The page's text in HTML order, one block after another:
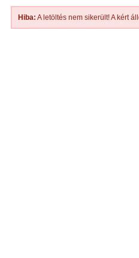
Hiba: A letöltés nem sikerült! A kért